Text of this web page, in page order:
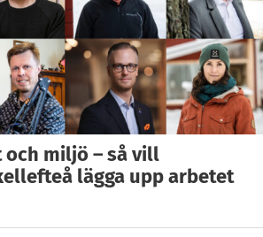
och miljö – så vill
lägga upp arbetet